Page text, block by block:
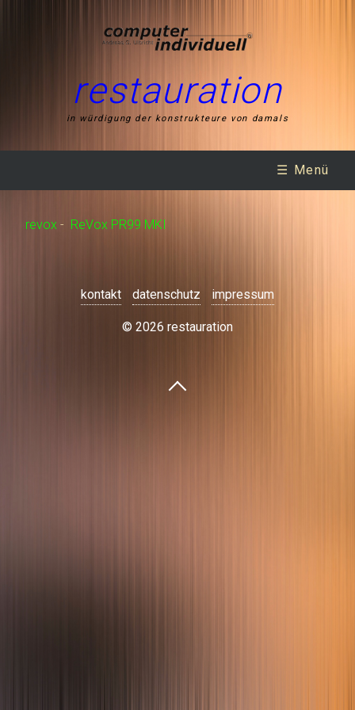
restauration
in würdigung der konstrukteure von damals
☰ Menü
revox - ReVox PR99 MKI
kontakt datenschutz impressum
© 2026 restauration